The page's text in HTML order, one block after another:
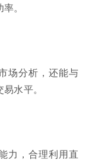
。
场分析，还能与
水平。
力，合理利用直